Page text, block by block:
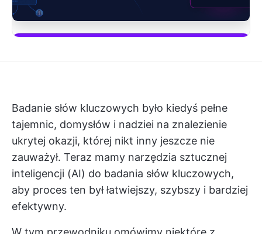
Badanie słów kluczowych było kiedyś pełne
tajemnic, domysłów i nadziei na znalezienie
ukrytej okazji, której nikt inny jeszcze nie
zauważył. Teraz mamy narzędzia sztucznej
inteligencji (AI) do badania słów kluczowych,
aby proces ten był łatwiejszy, szybszy i bardziej
efektywny.